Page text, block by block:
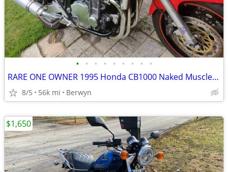
• • • • • • • • •
RARE ONE OWNER 1995 Honda CB1000 Naked Muscle Super Bike 1 Owner EXC
8/5 56k mi Berwyn
$1,650